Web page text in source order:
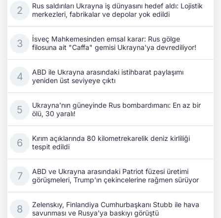
Rus saldırıları Ukrayna iş dünyasını hedef aldı: Lojistik
merkezleri, fabrikalar ve depolar yok edildi
İsveç Mahkemesinden emsal karar: Rus gölge
filosuna ait "Caffa" gemisi Ukrayna'ya devrediliyor!
ABD ile Ukrayna arasındaki istihbarat paylaşımı
yeniden üst seviyeye çıktı
Ukrayna'nın güneyinde Rus bombardımanı: En az bir
ölü, 30 yaralı!
Kırım açıklarında 80 kilometrekarelik deniz kirliliği
tespit edildi
ABD ve Ukrayna arasındaki Patriot füzesi üretimi
görüşmeleri, Trump'ın çekincelerine rağmen sürüyor
Zelenskıy, Finlandiya Cumhurbaşkanı Stubb ile hava
savunması ve Rusya'ya baskıyı görüştü